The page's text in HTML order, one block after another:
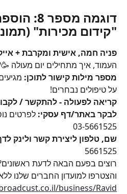
דוגמה
"קידום מכירות"
פניה חמה, אישית ומקרבת +
העמוד, איך מתחילים יום מעולה
מספר מילות קישור לתוכן:
על טיפולים נבחרים!
קריאה לפעולה - להתקשר /
לבקר באתר/דף עסקי: לפרטים
03-5661525
שם, טלפון ליצירת קשר ולינק
5661525
רוצים בפעם הבאה לדעת
והצטרפו למועדון החברים שלנו
business/Ravid